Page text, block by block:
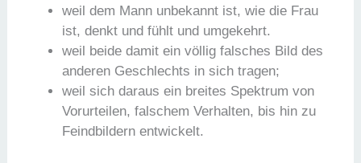
weil dem Mann unbekannt ist, wie die Frau
ist, denkt und fühlt und umgekehrt.
weil beide damit ein völlig falsches Bild des
anderen Geschlechts in sich tragen;
weil sich daraus ein breites Spektrum von
Vorurteilen, falschem Verhalten, bis hin zu
Feindbildern entwickelt.